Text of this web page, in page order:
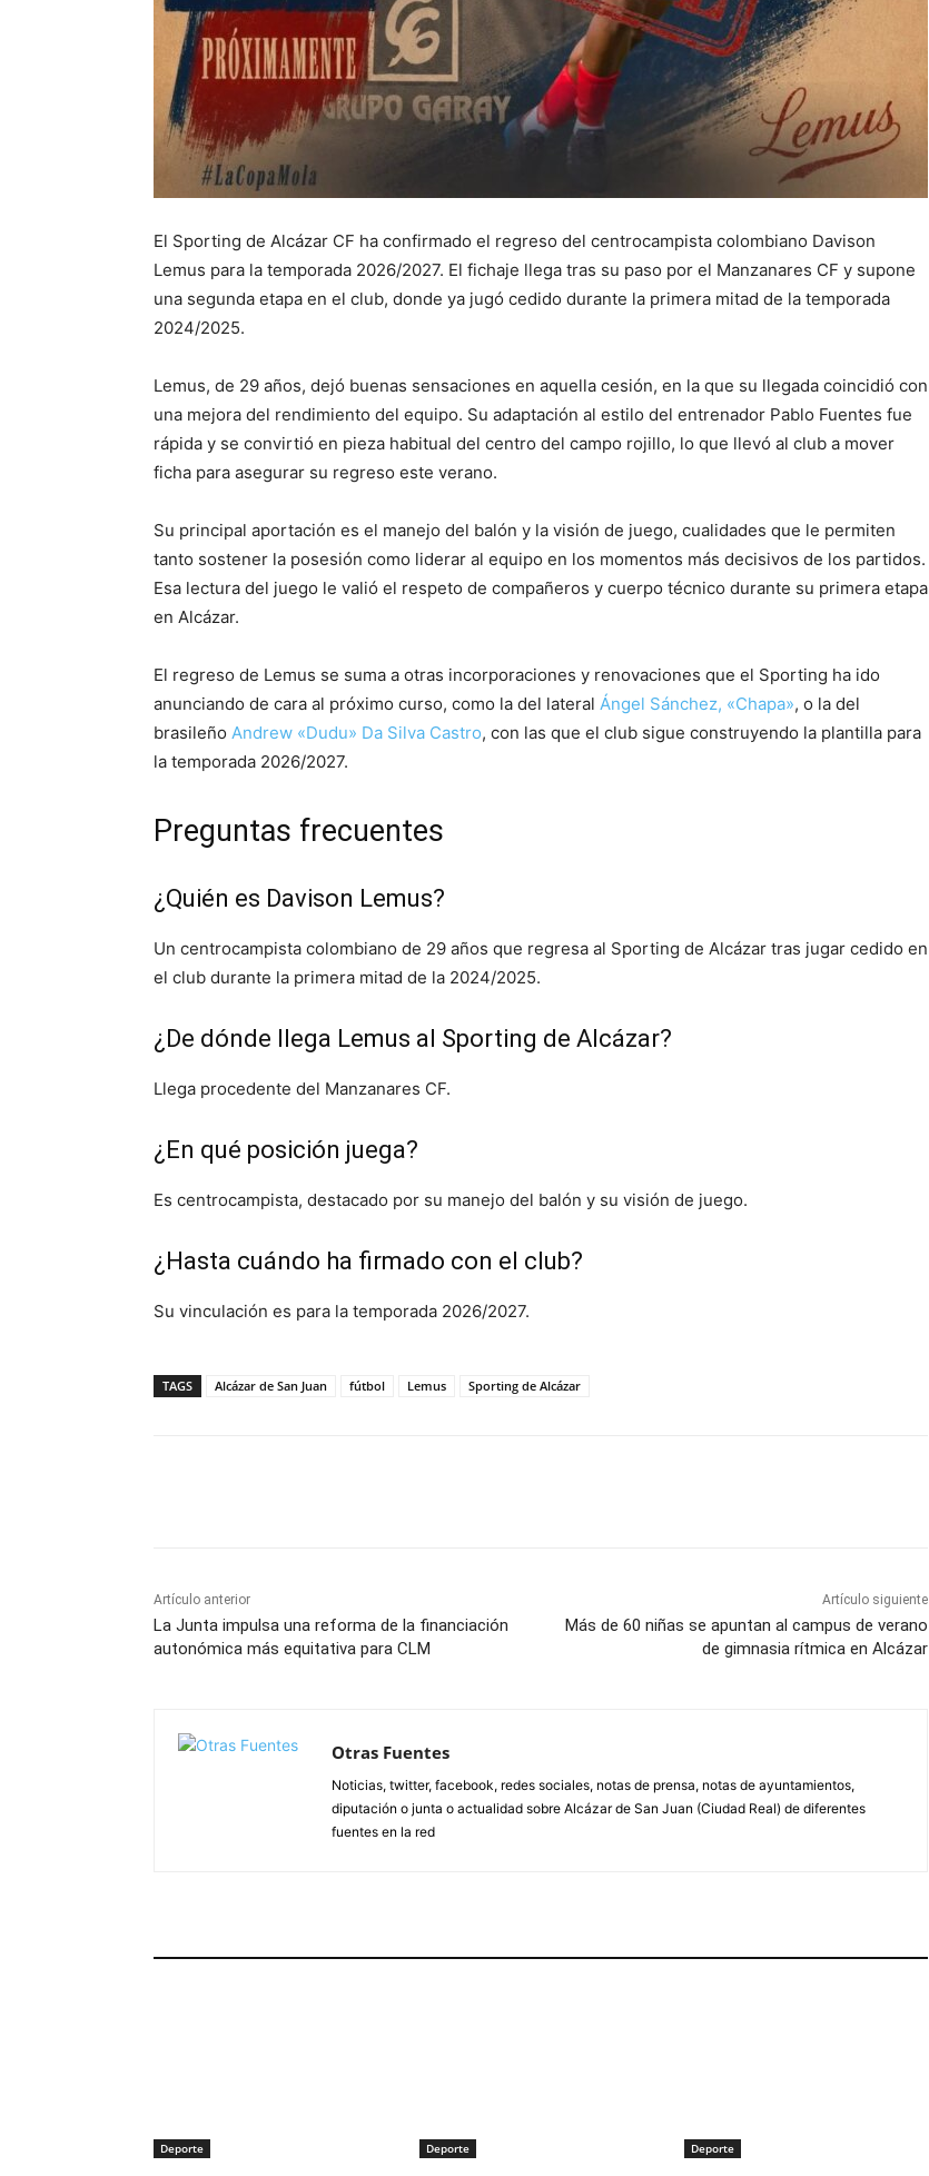
El Sporting de Alcázar CF ha confirmado el regreso del centrocampista colombiano Davison
Lemus para la temporada 2026/2027. El fichaje llega tras su paso por el Manzanares CF y supone
una segunda etapa en el club, donde ya jugó cedido durante la primera mitad de la temporada
2024/2025.
Lemus, de 29 años, dejó buenas sensaciones en aquella cesión, en la que su llegada coincidió con
una mejora del rendimiento del equipo. Su adaptación al estilo del entrenador Pablo Fuentes fue
rápida y se convirtió en pieza habitual del centro del campo rojillo, lo que llevó al club a mover
ficha para asegurar su regreso este verano.
Su principal aportación es el manejo del balón y la visión de juego, cualidades que le permiten
tanto sostener la posesión como liderar al equipo en los momentos más decisivos de los partidos.
Esa lectura del juego le valió el respeto de compañeros y cuerpo técnico durante su primera etapa
en Alcázar.
El regreso de Lemus se suma a otras incorporaciones y renovaciones que el Sporting ha ido
anunciando de cara al próximo curso, como la del lateral Ángel Sánchez, «Chapa», o la del
brasileño Andrew «Dudu» Da Silva Castro, con las que el club sigue construyendo la plantilla para
la temporada 2026/2027.
Preguntas frecuentes
¿Quién es Davison Lemus?
Un centrocampista colombiano de 29 años que regresa al Sporting de Alcázar tras jugar cedido en
el club durante la primera mitad de la 2024/2025.
¿De dónde llega Lemus al Sporting de Alcázar?
Llega procedente del Manzanares CF.
¿En qué posición juega?
Es centrocampista, destacado por su manejo del balón y su visión de juego.
¿Hasta cuándo ha firmado con el club?
Su vinculación es para la temporada 2026/2027.
TAGS Alcázar de San Juan fútbol Lemus Sporting de Alcázar
Artículo anterior
La Junta impulsa una reforma de la financiación
autonómica más equitativa para CLM
Artículo siguiente
Más de 60 niñas se apuntan al campus de verano
de gimnasia rítmica en Alcázar
Otras Fuentes
Noticias, twitter, facebook, redes sociales, notas de prensa, notas de ayuntamientos,
diputación o junta o actualidad sobre Alcázar de San Juan (Ciudad Real) de diferentes
fuentes en la red
Deporte Deporte Deporte